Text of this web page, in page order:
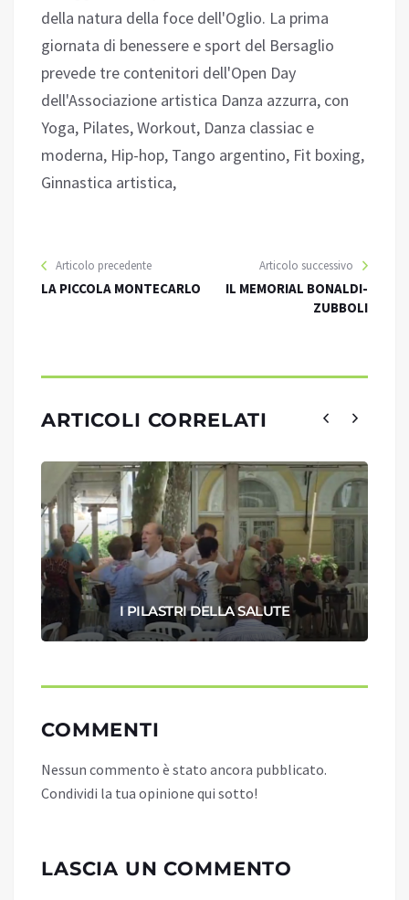
della natura della foce dell'Oglio. La prima
giornata di benessere e sport del Bersaglio
prevede tre contenitori dell'Open Day
dell'Associazione artistica Danza azzurra, con
Yoga, Pilates, Workout, Danza classiac e
moderna, Hip-hop, Tango argentino, Fit boxing,
Ginnastica artistica,
Articolo precedente
LA PICCOLA MONTECARLO
Articolo successivo
IL MEMORIAL BONALDI-
ZUBBOLI
ARTICOLI CORRELATI
I PILASTRI DELLA SALUTE
COMMENTI
Nessun commento è stato ancora pubblicato.
Condividi la tua opinione qui sotto!
LASCIA UN COMMENTO